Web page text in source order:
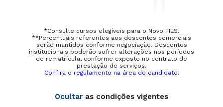
*Consulte cursos elegíveis para o Novo FIES.
**Percentuais referentes aos descontos comerciais
serão mantidos conforme negociação. Descontos
institucionais poderão sofrer alterações nos períodos
de rematrícula, conforme exposto no contrato de
prestação de serviços.
Confira o regulamento na área do candidato.
Ocultar as condições vigentes